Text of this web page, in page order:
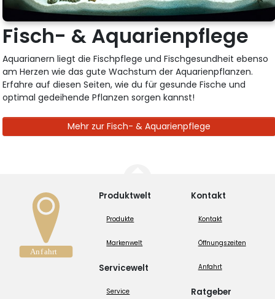
Fisch- & Aquarienpflege
Aquarianern liegt die Fischpflege und Fischgesundheit ebenso
am Herzen wie das gute Wachstum der Aquarienpflanzen.
Erfahre auf diesen Seiten, wie du für gesunde Fische und
optimal gedeihende Pflanzen sorgen kannst!
Mehr zur Fisch- & Aquarienpflege
Produktwelt
Produkte
Markenwelt
Servicewelt
Service
Kontakt
Kontakt
Öffnungszeiten
Anfahrt
Ratgeber